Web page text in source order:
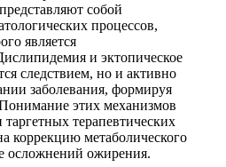
собой
процессов,
является
и эктопическое
следствием, но и активно
заболевания, формируя
этих механизмов
терапевтических
коррекцию метаболического
осложнений ожирения.